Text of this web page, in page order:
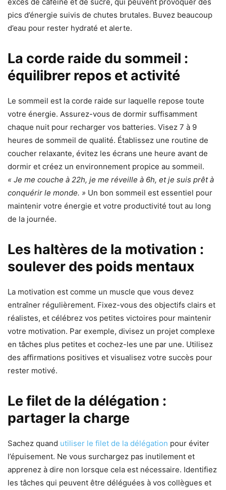
pics d’énergie suivis de chutes brutales. Buvez beaucoup
d’eau pour rester hydraté et alerte.
La corde raide du sommeil :
équilibrer repos et activité
Le sommeil est la corde raide sur laquelle repose toute
votre énergie. Assurez-vous de dormir suffisamment
chaque nuit pour recharger vos batteries. Visez 7 à 9
heures de sommeil de qualité. Établissez une routine de
coucher relaxante, évitez les écrans une heure avant de
dormir et créez un environnement propice au sommeil.
« Je me couche à 22h, je me réveille à 6h, et je suis prêt à
conquérir le monde. » Un bon sommeil est essentiel pour
maintenir votre énergie et votre productivité tout au long
de la journée.
Les haltères de la motivation :
soulever des poids mentaux
La motivation est comme un muscle que vous devez
entraîner régulièrement. Fixez-vous des objectifs clairs et
réalistes, et célébrez vos petites victoires pour maintenir
votre motivation. Par exemple, divisez un projet complexe
en tâches plus petites et cochez-les une par une. Utilisez
des affirmations positives et visualisez votre succès pour
rester motivé.
Le filet de la délégation :
partager la charge
Sachez quand utiliser le filet de la délégation pour éviter
l’épuisement. Ne vous surchargez pas inutilement et
apprenez à dire non lorsque cela est nécessaire. Identifiez
les tâches qui peuvent être déléguées à vos collègues et